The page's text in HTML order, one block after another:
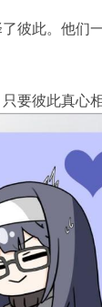
彼此。他们
要彼此真心